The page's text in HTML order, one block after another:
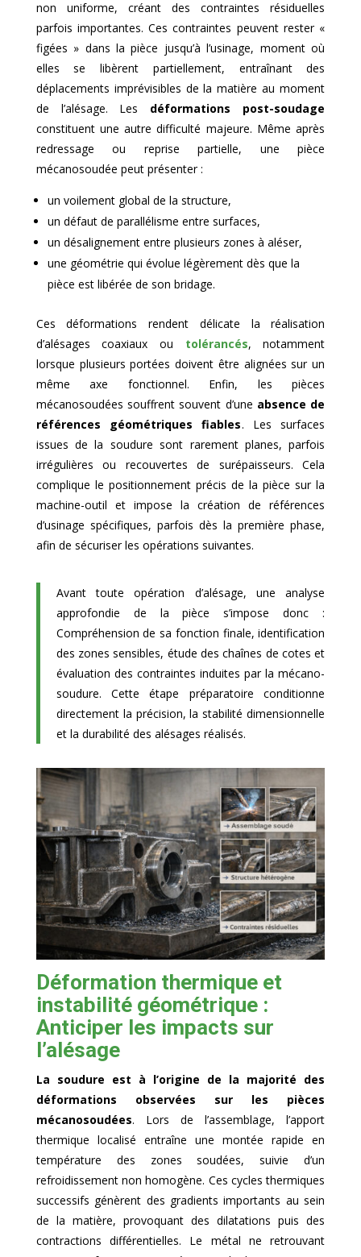
non uniforme, créant des contraintes résiduelles
parfois importantes. Ces contraintes peuvent rester «
figées » dans la pièce jusqu’à l’usinage, moment où
elles se libèrent partiellement, entraînant des
déplacements imprévisibles de la matière au moment
de l’alésage. Les déformations post-soudage
constituent une autre difficulté majeure. Même après
redressage ou reprise partielle, une pièce
mécanosoudée peut présenter :
un voilement global de la structure,
un défaut de parallélisme entre surfaces,
un désalignement entre plusieurs zones à aléser,
une géométrie qui évolue légèrement dès que la
pièce est libérée de son bridage.
Ces déformations rendent délicate la réalisation
d’alésages coaxiaux ou tolérancés, notamment
lorsque plusieurs portées doivent être alignées sur un
même axe fonctionnel. Enfin, les pièces
mécanosoudées souffrent souvent d’une absence de
références géométriques fiables. Les surfaces
issues de la soudure sont rarement planes, parfois
irrégulières ou recouvertes de surépaisseurs. Cela
complique le positionnement précis de la pièce sur la
machine-outil et impose la création de références
d’usinage spécifiques, parfois dès la première phase,
afin de sécuriser les opérations suivantes.
Avant toute opération d’alésage, une analyse
approfondie de la pièce s’impose donc :
Compréhension de sa fonction finale, identification
des zones sensibles, étude des chaînes de cotes et
évaluation des contraintes induites par la mécano-
soudure. Cette étape préparatoire conditionne
directement la précision, la stabilité dimensionnelle
et la durabilité des alésages réalisés.
Déformation thermique et
instabilité géométrique :
Anticiper les impacts sur
l’alésage
La soudure est à l’origine de la majorité des
déformations observées sur les pièces
mécanosoudées. Lors de l’assemblage, l’apport
thermique localisé entraîne une montée rapide en
température des zones soudées, suivie d’un
refroidissement non homogène. Ces cycles thermiques
successifs génèrent des gradients importants au sein
de la matière, provoquant des dilatations puis des
contractions différentielles. Le métal ne retrouvant